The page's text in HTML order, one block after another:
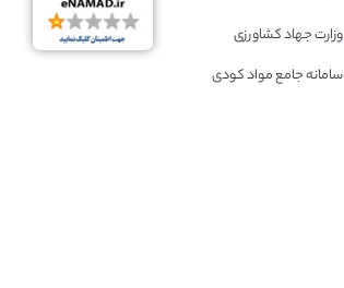
وزارت جهاد کشاورزی
سامانه جامع مواد کودی